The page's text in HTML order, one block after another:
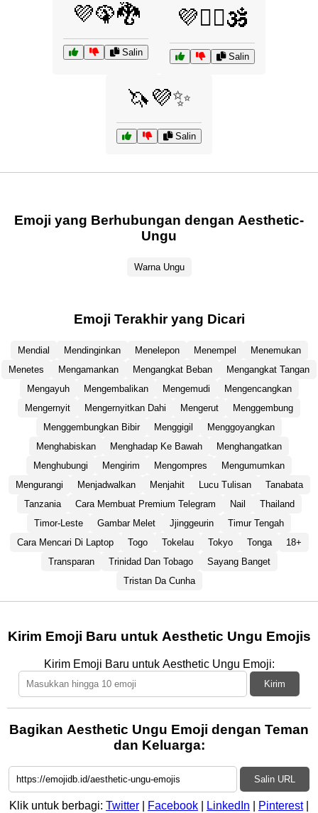
💜🦚🐉
Salin
💜🧘‍♀️🕉️
Salin
🦄💜✨
Salin
Emoji yang Berhubungan dengan Aesthetic-
Ungu
Warna Ungu
Emoji Terakhir yang Dicari
Mendial Mendinginkan Menelepon Menempel
Menemukan
Menetes
Mengamankan Mengangkat Beban
Mengangkat Tangan
Mengayuh
Mengembalikan Mengemudi
Mengencangkan
Mengernyit
Mengernyitkan Dahi Mengerut
Menggembung
Menggembungkan Bibir
Menggigil
Menggoyangkan
Menghabiskan
Menghadap Ke Bawah
Menghangatkan
Menghubungi
Mengirim Mengompres
Mengumumkan
Mengurangi
Menjadwalkan Menjahit Lucu Tulisan
Tanabata
Tanzania
Cara Membuat Premium Telegram Nail
Thailand
Timor-Leste
Gambar Melet Jjinggeurin
Timur Tengah
Cara Mencari Di Laptop
Togo Tokelau Tokyo Tonga
18+
Transparan
Trinidad Dan Tobago
Sayang Banget
Tristan Da Cunha
Kirim Emoji Baru untuk Aesthetic Ungu Emojis
Kirim Emoji Baru untuk Aesthetic Ungu Emoji:
Kirim
Bagikan Aesthetic Ungu Emoji dengan Teman
dan Keluarga:
Salin URL
Klik untuk berbagi: Twitter Facebook LinkedIn Pinterest|